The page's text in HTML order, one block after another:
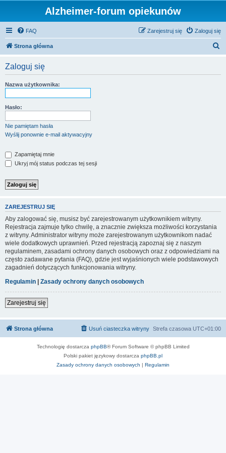
Alzheimer-forum opiekunów
FAQ Zaloguj się
Zarejestruj się
Strona główna
Zaloguj się
Nazwa użytkownika:
Hasło:
Nie pamiętam hasła
Wyślij ponownie e-mail aktywacyjny
Zapamiętaj mnie
Ukryj mój status podczas tej sesji
ZAREJESTRUJ SIĘ
Aby zalogować się, musisz być zarejestrowanym użytkownikiem witryny.
Rejestracja zajmuje tylko chwilę, a znacznie zwiększa możliwości korzystania
z witryny. Administrator witryny może zarejestrowanym użytkownikom nadać
wiele dodatkowych uprawnień. Przed rejestracją zapoznaj się z naszym
regulaminem, zasadami ochrony danych osobowych oraz z odpowiedziami na
często zadawane pytania (FAQ), gdzie jest wyjaśnionych wiele podstawowych
zagadnień dotyczących funkcjonowania witryny.
Regulamin | Zasady ochrony danych osobowych
Zarejestruj się
Strona główna Strefa czasowa UTC+01:00
Usuń ciasteczka witryny
Technologię dostarcza phpBB® Forum Software © phpBB Limited
Polski pakiet językowy dostarcza phpBB.pl
Zasady ochrony danych osobowych | Regulamin